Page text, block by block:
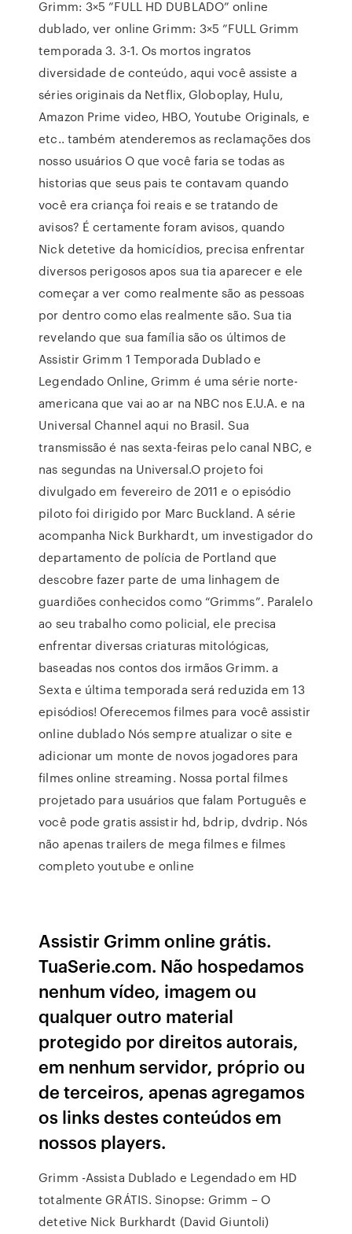
Grimm: 3×5 ”FULL HD DUBLADO” online
dublado, ver online Grimm: 3×5 ”FULL Grimm
temporada 3. 3-1. Os mortos ingratos
diversidade de conteúdo, aqui você assiste a
séries originais da Netflix, Globoplay, Hulu,
Amazon Prime video, HBO, Youtube Originals, e
etc.. também atenderemos as reclamações dos
nosso usuários O que você faria se todas as
historias que seus pais te contavam quando
você era criança foi reais e se tratando de
avisos? É certamente foram avisos, quando
Nick detetive da homicídios, precisa enfrentar
diversos perigosos apos sua tia aparecer e ele
começar a ver como realmente são as pessoas
por dentro como elas realmente são. Sua tia
revelando que sua família são os últimos de
Assistir Grimm 1 Temporada Dublado e
Legendado Online, Grimm é uma série norte-
americana que vai ao ar na NBC nos E.U.A. e na
Universal Channel aqui no Brasil. Sua
transmissão é nas sexta-feiras pelo canal NBC, e
nas segundas na Universal.O projeto foi
divulgado em fevereiro de 2011 e o episódio
piloto foi dirigido por Marc Buckland. A série
acompanha Nick Burkhardt, um investigador do
departamento de polícia de Portland que
descobre fazer parte de uma linhagem de
guardiões conhecidos como “Grimms”. Paralelo
ao seu trabalho como policial, ele precisa
enfrentar diversas criaturas mitológicas,
baseadas nos contos dos irmãos Grimm. a
Sexta e última temporada será reduzida em 13
episódios! Oferecemos filmes para você assistir
online dublado Nós sempre atualizar o site e
adicionar um monte de novos jogadores para
filmes online streaming. Nossa portal filmes
projetado para usuários que falam Português e
você pode gratis assistir hd, bdrip, dvdrip. Nós
não apenas trailers de mega filmes e filmes
completo youtube e online
Assistir Grimm online grátis.
TuaSerie.com. Não hospedamos
nenhum vídeo, imagem ou
qualquer outro material
protegido por direitos autorais,
em nenhum servidor, próprio ou
de terceiros, apenas agregamos
os links destes conteúdos em
nossos players.
Grimm -Assista Dublado e Legendado em HD
totalmente GRÁTIS. Sinopse: Grimm – O
detetive Nick Burkhardt (David Giuntoli)